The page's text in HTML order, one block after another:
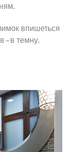
впишеться
– в темну.